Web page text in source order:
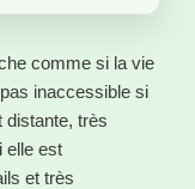
comme si la vie
inaccessible si
distante, très
elle est
et très